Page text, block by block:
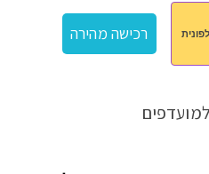
רכישה מהירה